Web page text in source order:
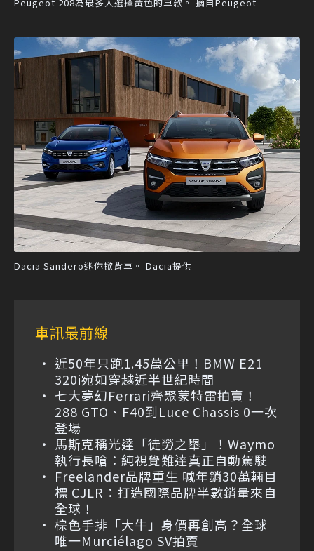
Dacia Sandero迷你掀背車。 Dacia提供
車訊最前線
近50年只跑1.45萬公里！BMW E21
320i宛如穿越近半世紀時間
七大夢幻Ferrari齊聚蒙特雷拍賣！
288 GTO、F40到Luce Chassis 0一次
登場
馬斯克稱光達「徒勞之舉」！Waymo
執行長嗆：純視覺難達真正自動駕駛
Freelander品牌重生 喊年銷30萬輛目
標 CJLR：打造國際品牌半數銷量來自
全球！
棕色手排「大牛」身價再創高？全球
唯一Murciélago SV拍賣